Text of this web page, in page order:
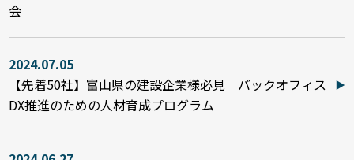
会
2024.07.05
【先着50社】富山県の建設企業様必見 バックオフィス
DX推進のための人材育成プログラム